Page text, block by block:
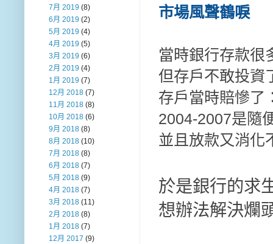
市場風聲鶴唳
當時銀行存款很
但存戶不敢投資
存戶當時賠慘了
2004-2007是隨
並且放款又消化
於是銀行的求
想辦法解決爛
7月 2019 (8)
6月 2019 (2)
5月 2019 (4)
4月 2019 (5)
3月 2019 (6)
2月 2019 (4)
1月 2019 (7)
12月 2018 (7)
11月 2018 (8)
10月 2018 (6)
9月 2018 (8)
8月 2018 (10)
7月 2018 (8)
6月 2018 (7)
5月 2018 (9)
4月 2018 (7)
3月 2018 (11)
2月 2018 (8)
1月 2018 (7)
12月 2017 (9)